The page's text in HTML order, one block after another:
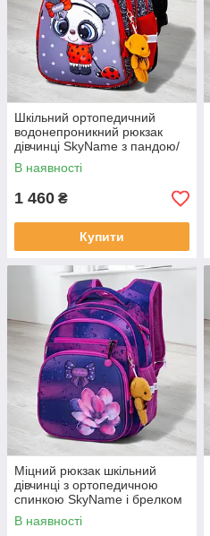
Шкільний ортопедичний
водонепроникний рюкзак
дівчинці SkyName з пандою/
Маленький нейлоновий
дівчачий портфель для
В наявності
1 460 ₴
Купити
Міцний рюкзак шкільний
дівчинці з ортопедичною
спинкою SkyName і брелком
- ведмедик/
Водонепроникний портфель
В наявності